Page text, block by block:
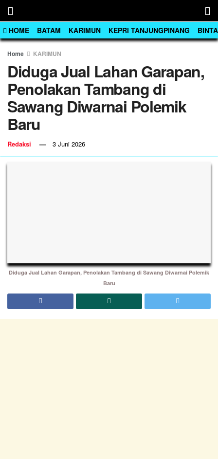
HOME BATAM KARIMUN KEPRI TANJUNGPINANG
Home KARIMUN
Diduga Jual Lahan Garapan,
Penolakan Tambang di
Sawang Diwarnai Polemik
Baru
Redaksi 3 Juni 2026
Diduga Jual Lahan Garapan, Penolakan Tambang di Sawang Diwarnai Polemik
Baru